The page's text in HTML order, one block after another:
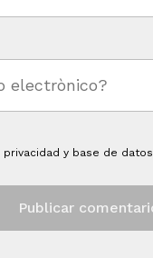
privacidad y base de datos